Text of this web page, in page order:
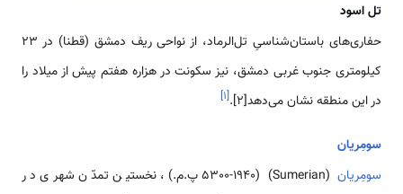
تل اسود
حفاری‌های باستان‌شناسىِ تل‌الرماد، از نواحى ریف دمشق (قطنا) در 23
کیلومتری جنوب غربی دمشق، نیز سكونت در هزاره هفتم پیش از میلاد را
در این منطقه نشان مى‌دهد[2].
[۱]
سومِریان
سومِریان
(Sumerian) (5300-1940 پ.م.)، نخستین تمدّن شهری در